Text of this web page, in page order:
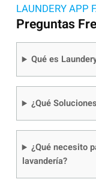
LAUNDERY APP
Preguntas
Qué es
¿Qué
¿Qué necesito
lavandería?